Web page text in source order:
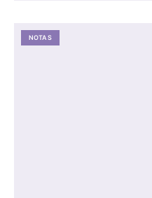
NOTAS